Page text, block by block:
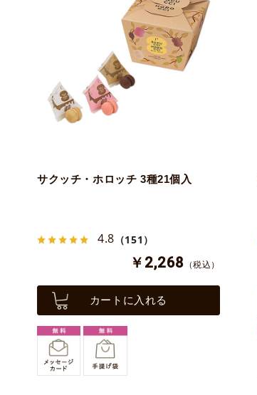
サクッチ・ホロッチ 3種21個入
4.8 （151）
￥2,268 （税込）
カートに入れる